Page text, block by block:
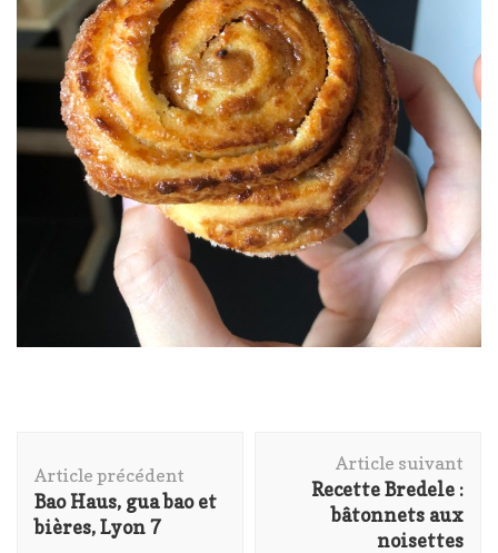
d'article
Article précédent
Bao Haus, gua bao et
bières, Lyon 7
Article suivant
Recette Bredele :
bâtonnets aux
noisettes